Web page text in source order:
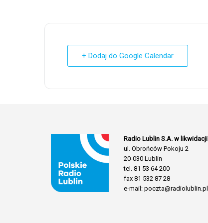
+ Dodaj do Google Calendar
Radio Lublin S.A. w likwidacji
ul. Obrońców Pokoju 2
20-030 Lublin
tel. 81 53 64 200
fax 81 532 87 28
e-mail: poczta@radiolublin.pl